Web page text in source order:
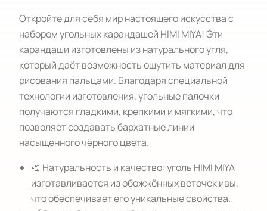
Откройте для себя мир настоящего искусства с
набором угольных карандашей HIMI MIYA! Эти
карандаши изготовлены из натурального угля,
который даёт возможность ощутить материал для
рисования пальцами. Благодаря специальной
технологии изготовления, угольные палочки
получаются гладкими, крепкими и мягкими, что
позволяет создавать бархатные линии
насыщенного чёрного цвета.
🎨 Натуральность и качество: уголь HIMI MIYA
изготавливается из обожжённых веточек ивы,
что обеспечивает его уникальные свойства.